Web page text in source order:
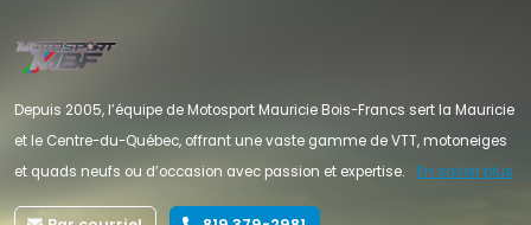
Depuis 2005, l’équipe de Motosport Mauricie Bois-Francs sert la Mauricie
et le Centre-du-Québec, offrant une vaste gamme de VTT, motoneiges
et quads neufs ou d’occasion avec passion et expertise.
En savoir plus